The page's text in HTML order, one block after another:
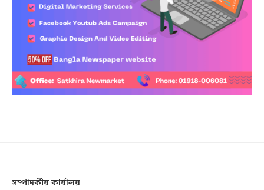
সম্পাদকীয় কার্যালয়